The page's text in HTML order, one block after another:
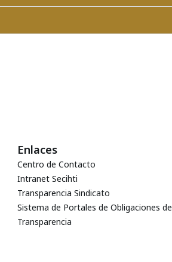
Enlaces
Centro de Contacto
Intranet Secihti
Transparencia Sindicato
Sistema de Portales de Obligaciones de
Transparencia